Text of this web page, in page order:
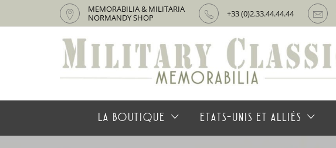
MEMORABILIA & MILITARIA
NORMANDY SHOP
+33 (0)2.33.44.44.44
LA BOUTIQUE ETATS-UNIS ET ALLIÉS